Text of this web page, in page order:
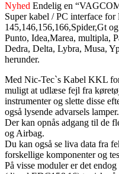
uden
CANBUS
antal
Nyhed Endelig en
Super kabel / PC interface
145,146,156,166,Spider,Gt
Punto, Idea,Marea, multipla,
Dedra, Delta, Lybra, Musa,
herunder.
Med Nic-Tec`s Kabel KKL
muligt at udlæse fejl fra
instrumenter og slette disse
også lysende advarsels lamper.
Der kan opnås adgang til de
og Airbag.
Du kan også se liva data fra
forskellige komponenter og
På visse moduler er det